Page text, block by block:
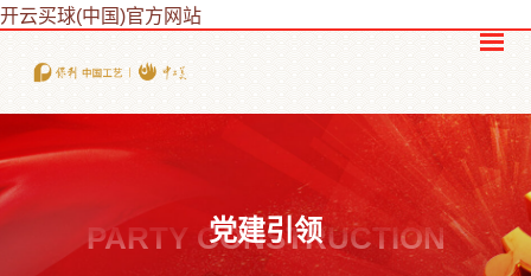
开云买球(中国)官方网站
党建引领
PARTY CONSTRUCTION